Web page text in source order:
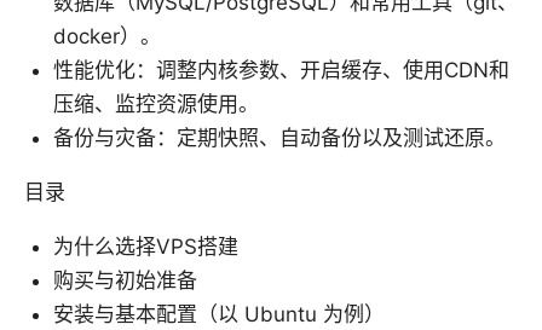
docker）。
性能优化：调整内核参数、开启缓存、使用CDN和
压缩、监控资源使用。
备份与灾备：定期快照、自动备份以及测试还原。
目录
为什么选择VPS搭建
购买与初始准备
安装与基本配置（以 Ubuntu 为例）